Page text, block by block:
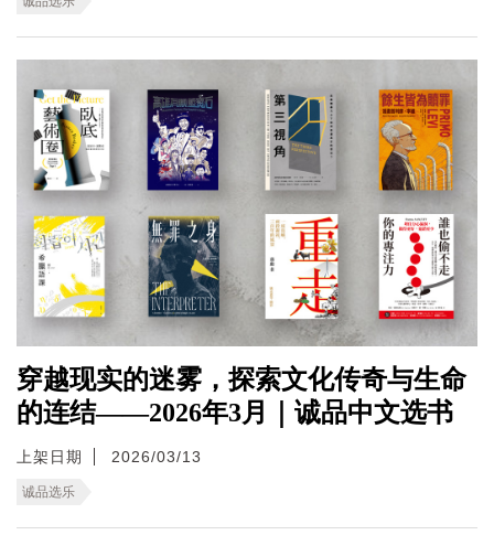
穿越现实的迷雾，探索文化传奇与生命
的连结——2026年3月｜诚品中文选书
上架日期 2026/03/13
诚品选乐